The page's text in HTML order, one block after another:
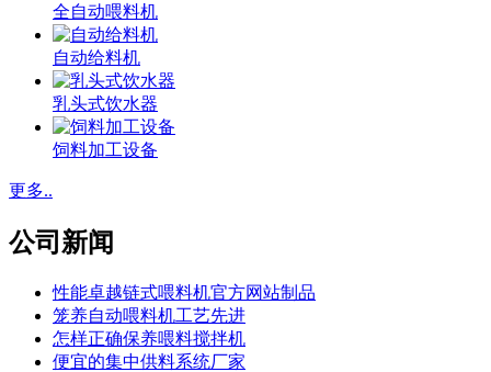
全自动喂料机
自动给料机
乳头式饮水器
饲料加工设备
更多..
公司新闻
性能卓越链式喂料机官方网站制品
笼养自动喂料机工艺先进
怎样正确保养喂料搅拌机
便宜的集中供料系统厂家